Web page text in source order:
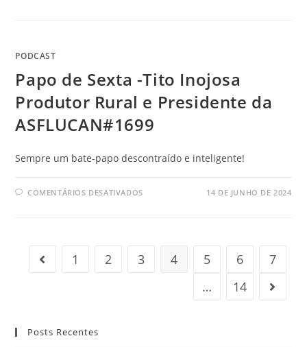
PODCAST
Papo de Sexta -Tito Inojosa
Produtor Rural e Presidente da
ASFLUCAN#1699
Sempre um bate-papo descontraído e inteligente!
COMENTÁRIOS DESATIVADOS 14 DE JUNHO DE 2024
1 2 3 4 5 6
7
…
14
Posts Recentes